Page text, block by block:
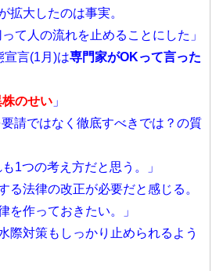
拡大したのは事実。
て人の流れを止めることにした」
宣言(1月)は専門家がOKって言った
のせい 」
請ではなく徹底すべきでは？の質
1つの考え方だと思う。」
る法律の改正が必要だと感じる。
を作っておきたい。」
際対策もしっかり止められるよう